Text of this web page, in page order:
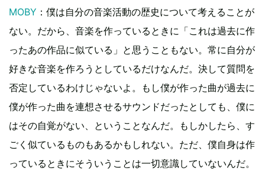
MOBY ：僕は自分の音楽活動の歴史について考えることが
ない。だから、音楽を作っているときに「これは過去に作
ったあの作品に似ている」と思うこともない。常に自分が
好きな音楽を作ろうとしているだけなんだ。決して質問を
否定しているわけじゃないよ。もし僕が作った曲が過去に
僕が作った曲を連想させるサウンドだったとしても、僕に
はその自覚がない、ということなんだ。もしかしたら、す
ごく似ているものもあるかもしれない。ただ、僕自身は作
っているときにそういうことは一切意識していないんだ。